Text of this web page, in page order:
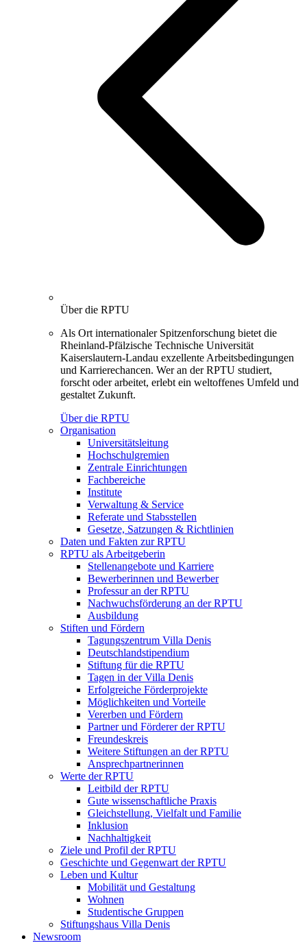
Über die RPTU
Als Ort internationaler Spitzenforschung bietet die
Rheinland-Pfälzische Technische Universität
Kaiserslautern-Landau exzellente Arbeitsbedingungen
und Karrierechancen. Wer an der RPTU studiert,
forscht oder arbeitet, erlebt ein weltoffenes Umfeld und
gestaltet Zukunft.
Über die RPTU
Organisation
Universitätsleitung
Hochschulgremien
Zentrale Einrichtungen
Fachbereiche
Institute
Verwaltung & Service
Referate und Stabsstellen
Gesetze, Satzungen & Richtlinien
Daten und Fakten zur RPTU
RPTU als Arbeitgeberin
Stellenangebote und Karriere
Bewerberinnen und Bewerber
Professur an der RPTU
Nachwuchsförderung an der RPTU
Ausbildung
Stiften und Fördern
Tagungszentrum Villa Denis
Deutschlandstipendium
Stiftung für die RPTU
Tagen in der Villa Denis
Erfolgreiche Förderprojekte
Möglichkeiten und Vorteile
Vererben und Fördern
Partner und Förderer der RPTU
Freundeskreis
Weitere Stiftungen an der RPTU
Ansprechpartnerinnen
Werte der RPTU
Leitbild der RPTU
Gute wissenschaftliche Praxis
Gleichstellung, Vielfalt und Familie
Inklusion
Nachhaltigkeit
Ziele und Profil der RPTU
Geschichte und Gegenwart der RPTU
Leben und Kultur
Mobilität und Gestaltung
Wohnen
Studentische Gruppen
Stiftungshaus Villa Denis
Newsroom